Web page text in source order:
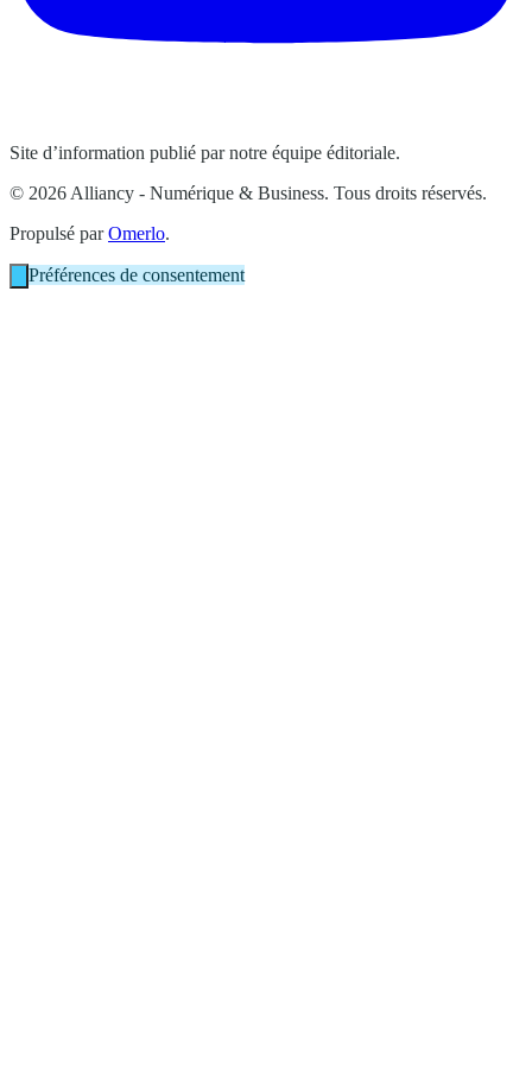
Site d’information publié par notre équipe éditoriale.
© 2026 Alliancy - Numérique & Business. Tous droits réservés.
Propulsé parOmerlo.
Préférences de consentement